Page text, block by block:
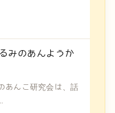
みのあんようか
あんこ研究会は、話